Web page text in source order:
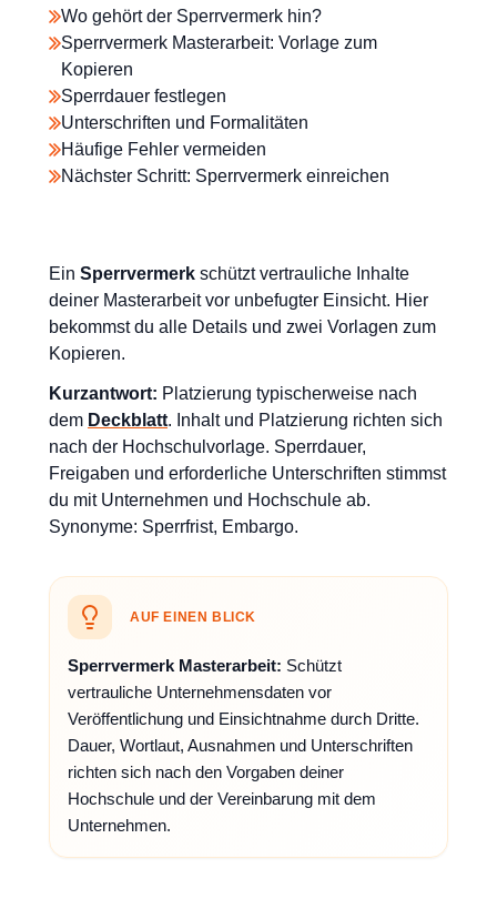
Wo gehört der Sperrvermerk hin?
Sperrvermerk Masterarbeit: Vorlage zum
Kopieren
Sperrdauer festlegen
Unterschriften und Formalitäten
Häufige Fehler vermeiden
Nächster Schritt: Sperrvermerk einreichen
Ein Sperrvermerk schützt vertrauliche Inhalte
deiner Masterarbeit vor unbefugter Einsicht. Hier
bekommst du alle Details und zwei Vorlagen zum
Kopieren.
Kurzantwort: Platzierung typischerweise nach
dem Deckblatt. Inhalt und Platzierung richten sich
nach der Hochschulvorlage. Sperrdauer,
Freigaben und erforderliche Unterschriften stimmst
du mit Unternehmen und Hochschule ab.
Synonyme: Sperrfrist, Embargo.
AUF EINEN BLICK
Sperrvermerk Masterarbeit: Schützt
vertrauliche Unternehmensdaten vor
Veröffentlichung und Einsichtnahme durch Dritte.
Dauer, Wortlaut, Ausnahmen und Unterschriften
richten sich nach den Vorgaben deiner
Hochschule und der Vereinbarung mit dem
Unternehmen.